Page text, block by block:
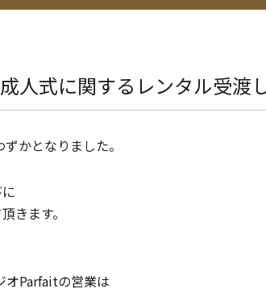
人式に関するレンタル受
かとなりました。
きます。
Parfaitの営業は